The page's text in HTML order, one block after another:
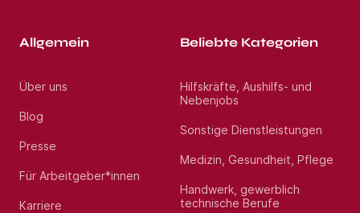
Allgemein
Über uns
Blog
Presse
Für Arbeitgeber*innen
Karriere
Beliebte Kategorien
Hilfskräfte, Aushilfs- und
Nebenjobs
Sonstige Dienstleistungen
Medizin, Gesundheit, Pflege
Handwerk, gewerblich
technische Berufe